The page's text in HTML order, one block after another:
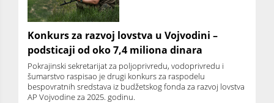
Konkurs za razvoj lovstva u Vojvodini –
podsticaji od oko 7,4 miliona dinara
Pokrajinski sekretarijat za poljoprivredu, vodoprivredu i
šumarstvo raspisao je drugi konkurs za raspodelu
bespovratnih sredstava iz budžetskog fonda za razvoj lovstva
AP Vojvodine za 2025. godinu.